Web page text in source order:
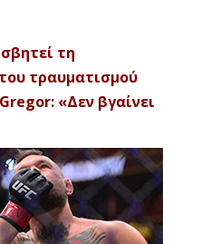
τη
τραυματισμού
«Δεν βγαίνει